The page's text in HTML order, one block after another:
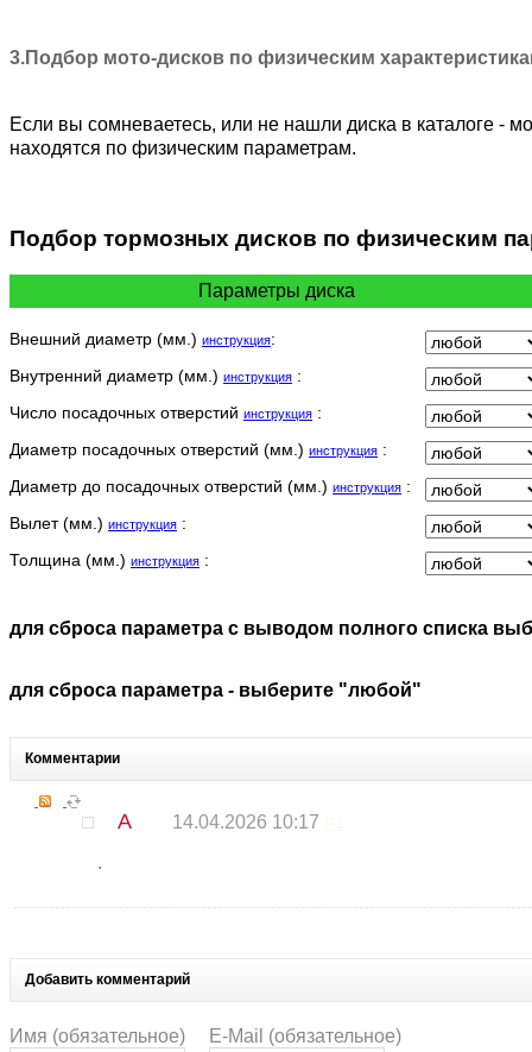
BATABUS
BIMOTA
BORILE
BREMBO CUSTOM
BULTACO
CAGIVA
CAN-AM 4 Колеса
CANNONDALE
CANNONDALE 4 Колеса
CCM
CCM 4 Колеса
CLIPIC
CPI
CSR
DAELIM
DAELIM 4 Колеса
DERBI
DORTON
FANTIC
GARELLI
GAS GAS
3.Подбор мото-дисков по физическим
Если вы сомневаетесь, или не нашли диска в каталоге -
находятся по физическим параметрам.
Подбор тормозных дисков по физическим
Параметры диска
Внешний диаметр (мм.) инструкция:
Внутренний диаметр (мм.) инструкция :
Число посадочных отверстий инструкция :
Диаметр посадочных отверстий (мм.) инструкция :
Диаметр до посадочных отверстий (мм.) инструкция :
Вылет (мм.) инструкция :
Толщина (мм.) инструкция :
для сброса параметра с выводом полного списка
для сброса параметра - выберите "любой"
Комментарии
А 14.04.2026 10:17
.
Добавить комментарий
Имя (обязательное) E-Mail (обязательное)